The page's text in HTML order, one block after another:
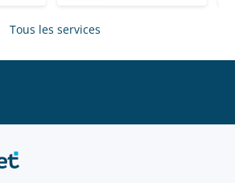
Tous les services